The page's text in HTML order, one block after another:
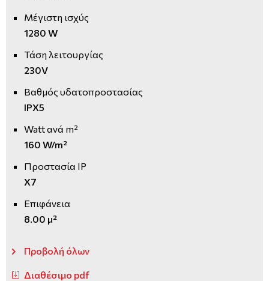
Μέγιστη ισχύς
1280 W
Τάση λειτουργίας
230V
Βαθμός υδατοπροστασίας
IPX5
Watt ανά m²
160 W/m²
Προστασία IP
X7
Επιφάνεια
8.00 μ²
Προβολή όλων
Διαθέσιμο pdf